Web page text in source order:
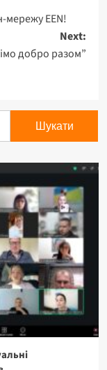
мережу EEN!
Next:
добро разом”